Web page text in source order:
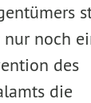
noch
des
die